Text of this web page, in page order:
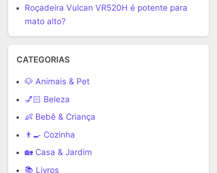
Roçadeira Vulcan VR520H é potente para
mato alto?
CATEGORIAS
🐶 Animais & Pet
💅🏻 Beleza
👶 Bebê & Criança
👨‍🍳 Cozinha
🏡 Casa & Jardim
📚 Livros